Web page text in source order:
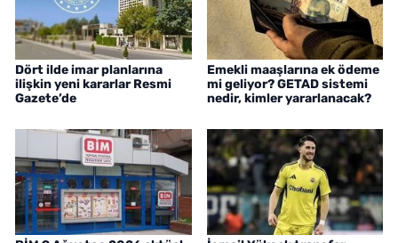
Dört ilde imar planlarına
ilişkin yeni kararlar Resmi
Gazete’de
Emekli maaşlarına ek ödeme
mi geliyor? GETAD sistemi
nedir, kimler yararlanacak?